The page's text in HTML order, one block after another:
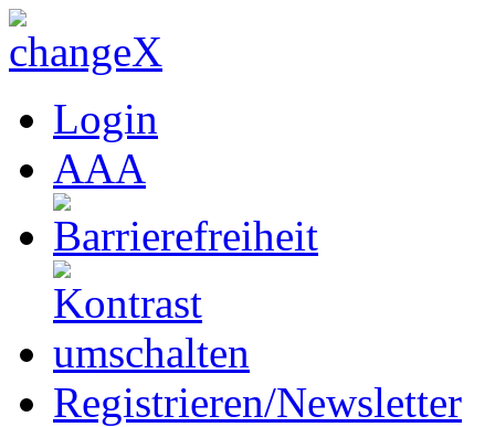
Login
AAA
Registrieren/Newsletter